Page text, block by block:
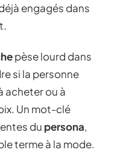
engagés dans
pèse lourd dans
si la personne
acheter ou à
Un mot-clé
du persona,
terme à la mode.